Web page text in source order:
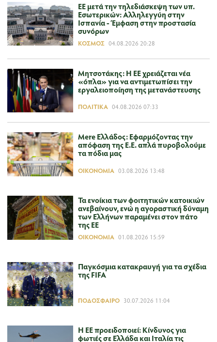
ΕΕ μετά την τηλεδιάσκεψη των υπ.
Εσωτερικών: Αλληλεγγύη στην
Ισπανία - Έμφαση στην προστασία
συνόρων
ΚΌΣΜΟΣ 04.08.2026 20:28
Μητσοτάκης: Η ΕΕ χρειάζεται νέα
«όπλα» για να αντιμετωπίσει την
εργαλειοποίηση της μετανάστευσης
ΠΟΛΙΤΙΚΆ 04.08.2026 07:33
Mere Ελλάδος: Εφαρμόζοντας την
απόφαση της Ε.Ε. απλά πυροβολούμε
τα πόδια μας
ΟΙΚΟΝΟΜΊΑ 03.08.2026 13:48
Τα ενοίκια των φοιτητικών κατοικιών
ανεβαίνουν, ενώ η αγοραστική δύναμη
των Ελλήνων παραμένει στον πάτο
της ΕΕ
ΟΙΚΟΝΟΜΊΑ 01.08.2026 15:59
Παγκόσμια κατακραυγή για τα σχέδια
της FIFA
ΠΟΔΌΣΦΑΙΡΟ 30.07.2026 11:04
Η ΕΕ προειδοποιεί: Κίνδυνος για
φωτιές σε Ελλάδα και Ιταλία τις